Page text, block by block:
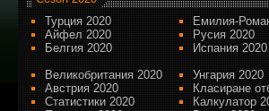
Турция 2020
Емилия-
Айфел 2020
Русия 2020
Белгия 2020
Испания 2020
Великобритания 2020
Унгария 2020
Австрия 2020
Класиране
Статистики 2020
Калкулатор